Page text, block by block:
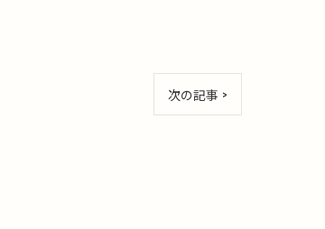
次の記事 >